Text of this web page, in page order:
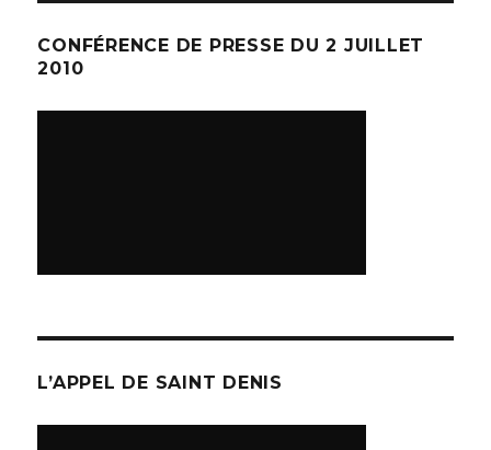
CONFÉRENCE DE PRESSE DU 2 JUILLET
2010
L’APPEL DE SAINT DENIS